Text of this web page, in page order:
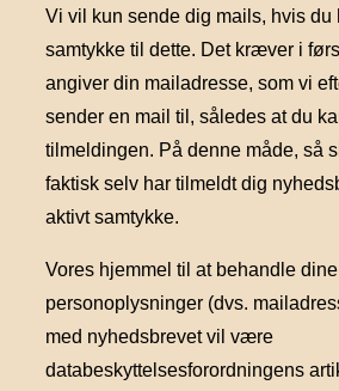
Vi vil kun sende dig mails, hvis du
samtykke til dette. Det kræver i
angiver din mailadresse, som vi
sender en mail til, således at du
tilmeldingen. På denne måde, så
faktisk selv har tilmeldt dig
aktivt samtykke.
Vores hjemmel til at behandle dine
personoplysninger (dvs.
med nyhedsbrevet vil være
databeskyttelsesforordningens